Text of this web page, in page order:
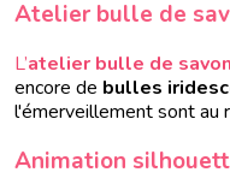
Atelier bulle de
L’atelier bulle de savon
encore de bulles
l'émerveillement sont au
Animation